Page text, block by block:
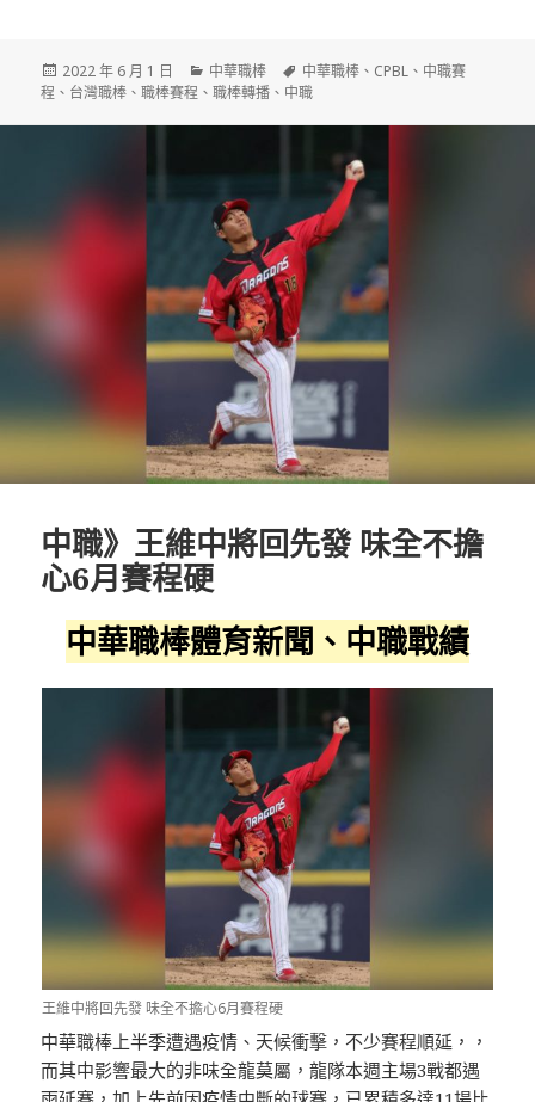
發
佈
2022 年 6 月 1 日
分
類
中華職棒
標
籤
中華職棒 、 CPBL 、 中職賽
程 、 台灣職棒 、職棒賽程 、職棒轉播 、 中職
中職》王維中將回先發 味全不擔
心6月賽程硬
中華職棒體育新聞、中職戰績
王維中將回先發 味全不擔心6月賽程硬
中華職棒上半季遭遇疫情、天候衝擊，不少賽程順延，，
而其中影響最大的非味全龍莫屬，龍隊本週主場3戰都遇